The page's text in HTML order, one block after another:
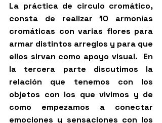
La práctica de circulo cromático,
consta de realizar 10 armonías
cromáticas con varias flores para
armar distintos arreglos y para que
ellos sirvan como apoyo visual.  En
la tercera parte discutimos la
relación que tenemos con los
objetos con los que vivimos y de
como empezamos a conectar
emociones y sensaciones con los